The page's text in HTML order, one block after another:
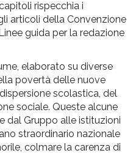
rispecchia i
articoli della Convenzione
guida per la redazione
elaborato su diverse
povertà delle nuove
scolastica, del
sociale. Queste alcune
dal Gruppo alle istituzioni
straordinario nazionale
colmare la carenza di